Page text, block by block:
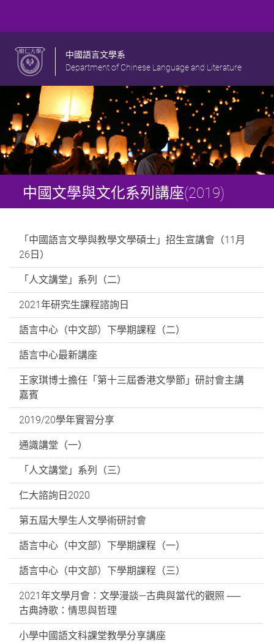
中國語言文學系
Department of Chinese Language and Literature
中國文學與文化系列講座(2019)
「中國語言文學與教學文學碩士」招生宣講會（11月
26日）
「人文講堂」系列（二）
2021年研究生課程諮詢日
語言中心（中文部）下學期課程（二）
語言中心最新講座
王家琪博士擔任「第十三屆香港文學節」研討會主講
嘉賓
2019/20學年實習分享
通識講堂（一）
「人文講堂」系列（三）
仁大諮詢日2020
第五屆大學生人文學術研討會
語言中心（中文部）下學期課程（一）
語言中心（中文部）下學期課程（三）
2021年文學月會︰文學漫談—古典與當代的觀照 ──
古典詩歌：情思與哲理
小學中國語文科課堂教學分享講座